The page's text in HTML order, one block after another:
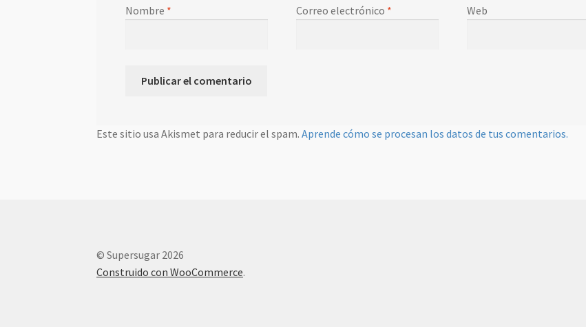
Nombre * Correo electrónico * Web
Este sitio usa Akismet para reducir el spam.Aprende cómo se procesan los datos de tus comentarios.
© Supersugar 2026
Construido con WooCommerce.